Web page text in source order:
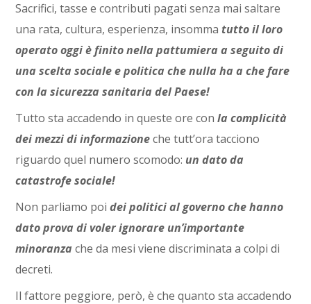
Sacrifici, tasse e contributi pagati senza mai saltare
una rata, cultura, esperienza, insommatutto il loro
operato oggi è finito nella pattumiera a seguito di
una scelta sociale e politica che nulla ha a che fare
con la sicurezza sanitaria del Paese!
Tutto sta accadendo in queste ore conla complicità
dei mezzi di informazioneche tutt’ora tacciono
riguardo quel numero scomodo: un dato da
catastrofe sociale!
Non parliamo poidei politici al governo che hanno
dato prova di voler ignorare un’importante
minoranza che da mesi viene discriminata a colpi di
decreti.
Il fattore peggiore, però, è che quanto sta accadendo